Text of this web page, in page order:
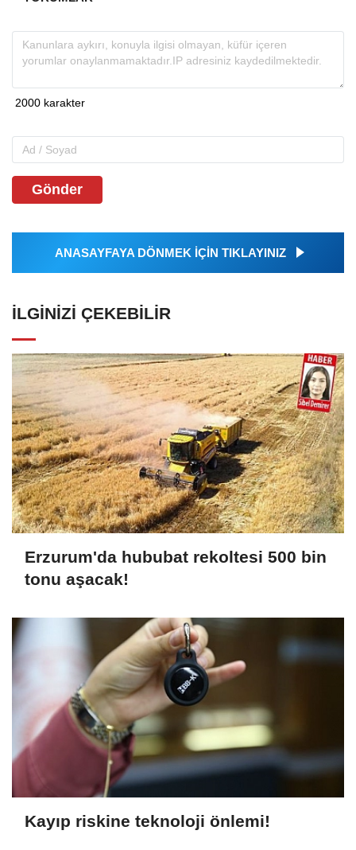
Gönder
ANASAYFAYA DÖNMEK İÇİN TIKLAYINIZ
İLGINIZI ÇEKEBILIR
Erzurum'da hububat rekoltesi 500 bin
tonu aşacak!
Kayıp riskine teknoloji önlemi!